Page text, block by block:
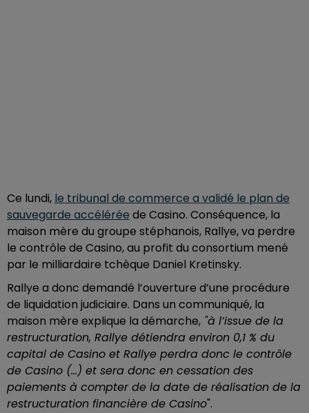
Ce lundi, le tribunal de commerce a validé le plan de
sauvegarde accélérée de Casino. Conséquence, la
maison mère du groupe stéphanois, Rallye, va perdre
le contrôle de Casino, au profit du consortium mené
par le milliardaire tchèque Daniel Kretinsky.
Rallye a donc demandé l’ouverture d’une procédure
de liquidation judiciaire. Dans un communiqué, la
maison mère explique la démarche, "à l’issue de la
restructuration, Rallye détiendra environ 0,1 % du
capital de Casino et Rallye perdra donc le contrôle
de Casino (...) et sera donc en cessation des
paiements à compter de la date de réalisation de la
restructuration financière de Casino".